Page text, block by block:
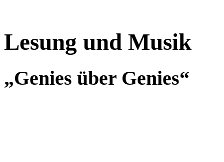
Lesung und Musik
„Genies über Genies“